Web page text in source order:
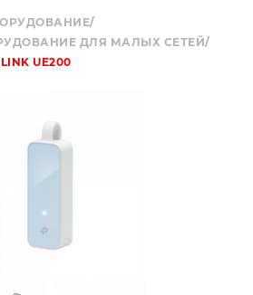
/
ДЛЯ МАЛЫХ СЕТЕЙ/
UE200